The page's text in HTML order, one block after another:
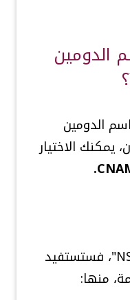
الدومين
الدومين
يمكنك الاختيار
إذا اخترت ربط الدومين عبر "NS"، فستستفيد
منها: